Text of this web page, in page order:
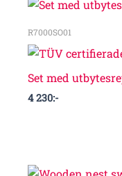
R7000SO01
Set med
4 230:-